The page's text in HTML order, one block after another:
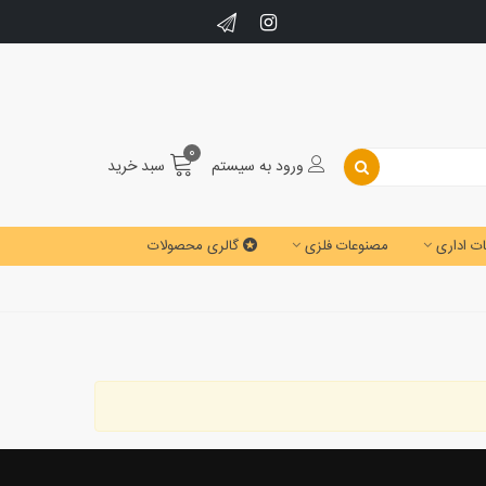
ورود به سیستم 0 سبد خرید
اداری مصنوعات فلزی گالری محصولات